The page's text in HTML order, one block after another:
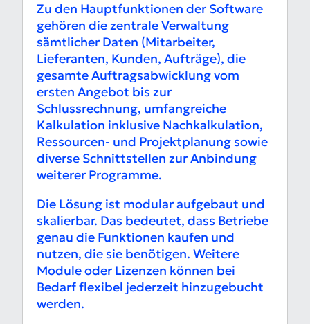
Zu den Hauptfunktionen der Software
gehören die zentrale Verwaltung
sämtlicher Daten (Mitarbeiter,
Lieferanten, Kunden, Aufträge), die
gesamte Auftragsabwicklung vom
ersten Angebot bis zur
Schlussrechnung, umfangreiche
Kalkulation inklusive Nachkalkulation,
Ressourcen- und Projektplanung sowie
diverse Schnittstellen zur Anbindung
weiterer Programme.
Die Lösung ist modular aufgebaut und
skalierbar. Das bedeutet, dass Betriebe
genau die Funktionen kaufen und
nutzen, die sie benötigen. Weitere
Module oder Lizenzen können bei
Bedarf flexibel jederzeit hinzugebucht
werden.